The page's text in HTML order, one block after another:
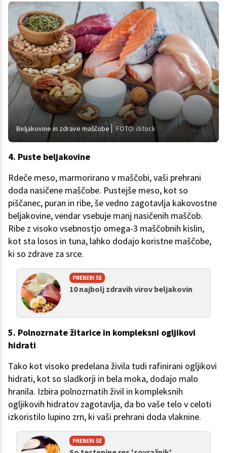
Beljakovine in zdrave maščobe FOTO: iStock
4. Puste beljakovine
Rdeče meso, marmorirano v maščobi, vaši prehrani
doda nasičene maščobe. Pustejše meso, kot so
piščanec, puran in ribe, še vedno zagotavlja kakovostne
beljakovine, vendar vsebuje manj nasičenih maščob.
Ribe z visoko vsebnostjo omega-3 maščobnih kislin,
kot sta losos in tuna, lahko dodajo koristne maščobe,
ki so zdrave za srce.
PREBERI ŠE
10 najbolj zdravih virov beljakovin
5. Polnozrnate žitarice in kompleksni ogljikovi
hidrati
Tako kot visoko predelana živila tudi rafinirani ogljikovi
hidrati, kot so sladkorji in bela moka, dodajo malo
hranila. Izbira polnozrnatih živil in kompleksnih
ogljikovih hidratov zagotavlja, da bo vaše telo v celoti
izkoristilo lupino zrn, ki vaši prehrani doda vlaknine.
PREBERI ŠE